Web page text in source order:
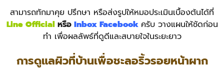
สามารถทักมาคุย ปรึกษา หรือส่งรูปให้หมอประเมินเบื้องต้นได้ที่
Line Official หรือ Inbox Facebook ครับ วางแผนให้ชัดก่อน
ทำ เพื่อผลลัพธ์ที่ดูดีและสบายใจในระยะยาว
การดูแลผิวที่บ้านเพื่อชะลอริ้วรอยหน้าผาก